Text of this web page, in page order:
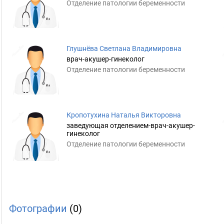
Отделение патологии беременности
Глушнёва Светлана Владимировна
врач-акушер-гинеколог
Отделение патологии беременности
Кропотухина Наталья Викторовна
заведующая отделением-врач-акушер-
гинеколог
Отделение патологии беременности
Фотографии (0)